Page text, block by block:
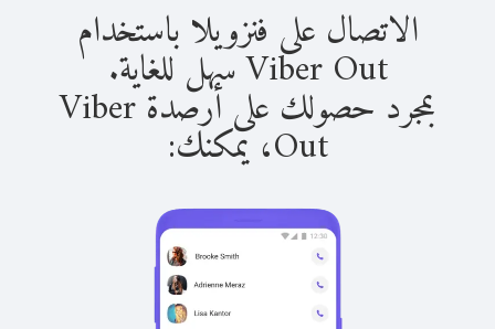
الاتصال على فنزويلا باستخدام
Viber Out سهل للغاية.
بمجرد حصولك على أرصدة Viber
Out، يمكنك: